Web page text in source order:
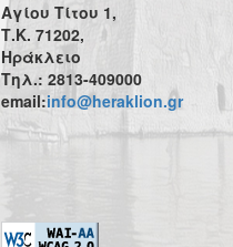
Αγίου Τίτου 1,
Τ.Κ. 71202,
Ηράκλειο
Τηλ.: 2813-409000
email:info@heraklion.gr